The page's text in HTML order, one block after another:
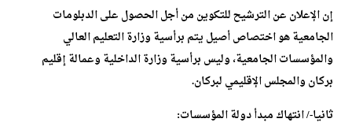
إن الإعلان عن الترشيح للتكوين من أجل الحصول على الدبلومات
الجامعية هو اختصاص أصيل يتم برأسية وزارة التعليم العالي
والمؤسسات الجامعية، وليس برأسية وزارة الداخلية وعمالة إقليم
بركان والمجلس الإقليمي لبركان.
ثانيا-/ انتهاك مبدأ دولة المؤسسات: